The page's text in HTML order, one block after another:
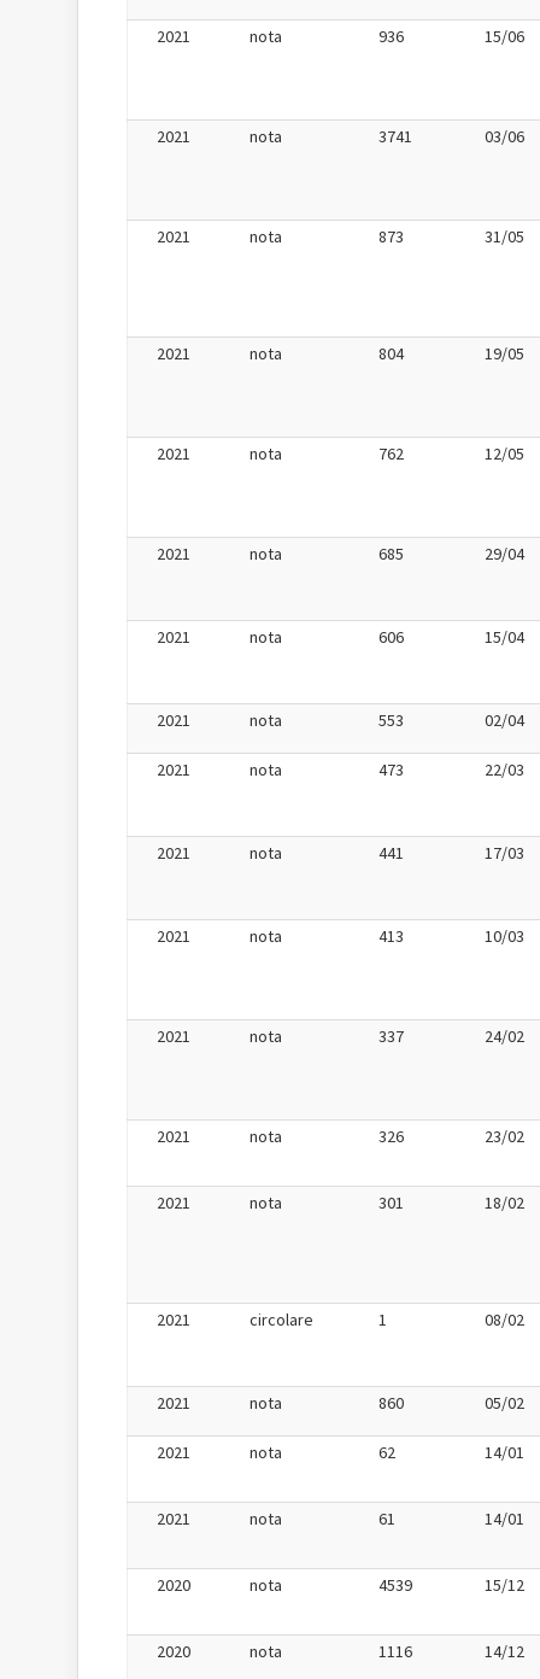
2021 nota 936 15/06
2021 nota 3741 03/06
2021 nota 873 31/05
2021 nota 804 19/05
2021 nota 762 12/05
2021 nota 685 29/04
2021 nota 606 15/04
2021 nota 553 02/04
2021 nota 473 22/03
2021 nota 441 17/03
2021 nota 413 10/03
2021 nota 337 24/02
2021 nota 326 23/02
2021 nota 301 18/02
2021 circolare 1 08/02
2021 nota 860 05/02
2021 nota 62 14/01
2021 nota 61 14/01
2020 nota 4539 15/12
2020 nota 1116 14/12